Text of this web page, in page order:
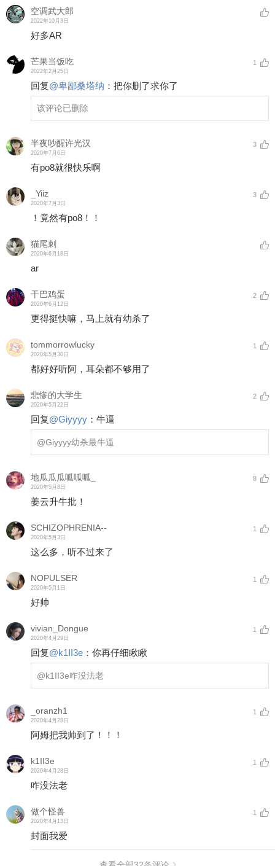
空调武大郎
2022年10月3日
好多AR
芒果当饭吃
2022年2月25日
1
回复@卑鄙桑塔纳 ： 把你删了求你了
该评论已删除
半夜吵醒许光汉
2020年7月6日
3
有po8就很快乐啊
_Yiiz
2020年7月3日
3
！竟然有po8！！
猫尾刺
2020年6月18日
ar
干巴鸡蛋
2020年6月12日
2
更得挺快嘛，马上就有幼杀了
tommorrowlucky
2020年5月30日
1
都好好听阿，耳朵都不够用了
悲惨的大学生
2020年5月22日
2
回复@Giyyyy ： 牛逼
@Giyyyy幼杀最牛逼
地瓜瓜瓜呱呱呱_
2020年5月8日
8
姜云升牛批！
SCHIZOPHRENIA--
2020年5月3日
1
这么多，听不过来了
NOPULSER
2020年5月1日
1
好帅
vivian_Dongue
2020年4月29日
1
回复@k1II3e ： 你再仔细瞅瞅
@k1II3e咋没法老
_oranzh1
2020年4月28日
1
阿姆把我帅到了！！！
k1II3e
2020年4月28日
1
咋没法老
做个怪兽
2020年4月13日
1
封面我爱